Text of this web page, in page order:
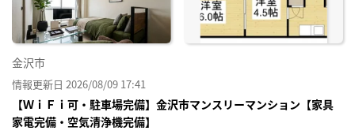
金沢市
情報更新日 2026/08/09 17:41
【ＷｉＦｉ可・駐車場完備】金沢市マンスリーマンション【家具
家電完備・空気清浄機完備】